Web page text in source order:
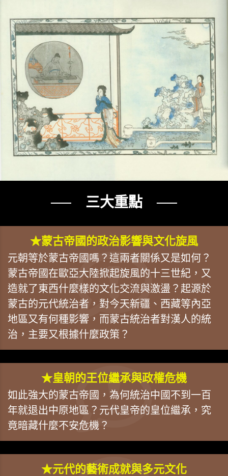
── 三大重點 ──
★蒙古帝國的政治影響與文化旋風
元朝等於蒙古帝國嗎？這兩者關係又是如何？
蒙古帝國在歐亞大陸掀起旋風的十三世紀，又
造就了東西什麼樣的文化交流與激盪？起源於
蒙古的元代統治者，對今天新疆、西藏等內亞
地區又有何種影響，而蒙古統治者對漢人的統
治，主要又根據什麼政策？
★皇朝的王位繼承與政權危機
如此強大的蒙古帝國，為何統治中國不到一百
年就退出中原地區？元代皇帝的皇位繼承，究
竟暗藏什麼不安危機？
★元代的藝術成就與多元文化